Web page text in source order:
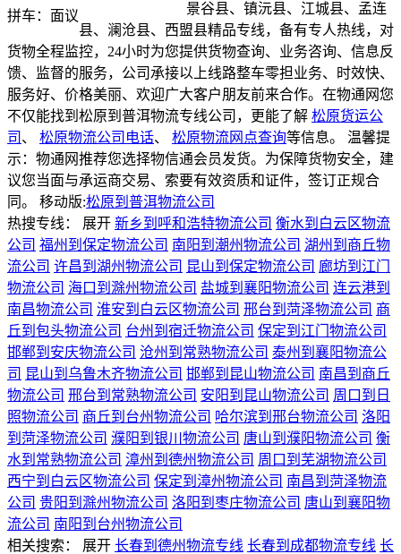
拼车： 面议
景谷县、镇沅县、江城县、孟连
县、澜沧县、西盟县精品专线，备有专人热线，对
货物全程监控，24小时为您提供货物查询、业务咨询、信息反
馈、监督的服务，公司承接以上线路整车零担业务、时效快、
服务好、价格美丽、欢迎广大客户朋友前来合作。在物通网您
不仅能找到松原到普洱物流专线公司，更能了解 松原货运公
司 、 松原物流公司电话、 松原物流网点查询等信息。 温馨提
示：物通网推荐您选择物信通会员发货。为保障货物安全，建
议您当面与承运商交易、索要有效资质和证件，签订正规合
同。 移动版:松原到普洱物流公司
热搜专线： 展开 新乡到呼和浩特物流公司 衡水到白云区物流
公司 福州到保定物流公司 南阳到潮州物流公司 湖州到商丘物
流公司 许昌到湖州物流公司 昆山到保定物流公司 廊坊到江门
物流公司 海口到滁州物流公司 盐城到襄阳物流公司 连云港到
南昌物流公司 淮安到白云区物流公司 邢台到菏泽物流公司 商
丘到包头物流公司 台州到宿迁物流公司 保定到江门物流公司
邯郸到安庆物流公司 沧州到常熟物流公司 泰州到襄阳物流公
司 昆山到乌鲁木齐物流公司 邯郸到昆山物流公司 南昌到商丘
物流公司 邢台到常熟物流公司 安阳到昆山物流公司 周口到日
照物流公司 商丘到台州物流公司 哈尔滨到邢台物流公司 洛阳
到菏泽物流公司 濮阳到银川物流公司 唐山到濮阳物流公司 衡
水到常熟物流公司 漳州到德州物流公司 周口到芜湖物流公司
西宁到白云区物流公司 保定到漳州物流公司 南昌到菏泽物流
公司 贵阳到滁州物流公司 洛阳到枣庄物流公司 唐山到襄阳物
流公司 南阳到台州物流公司
相关搜索： 展开 长春到德州物流专线 长春到成都物流专线 长